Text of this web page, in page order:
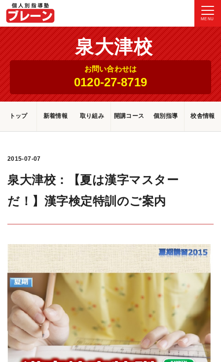
MENU
泉大津校
お問い合わせは
0120-27-8719
トップ 新着情報 取り組み 開講コース 個別指導 校舎情報
2015-07-07
泉大津校：【夏は漢字マスター
だ！】漢字検定特訓のご案内